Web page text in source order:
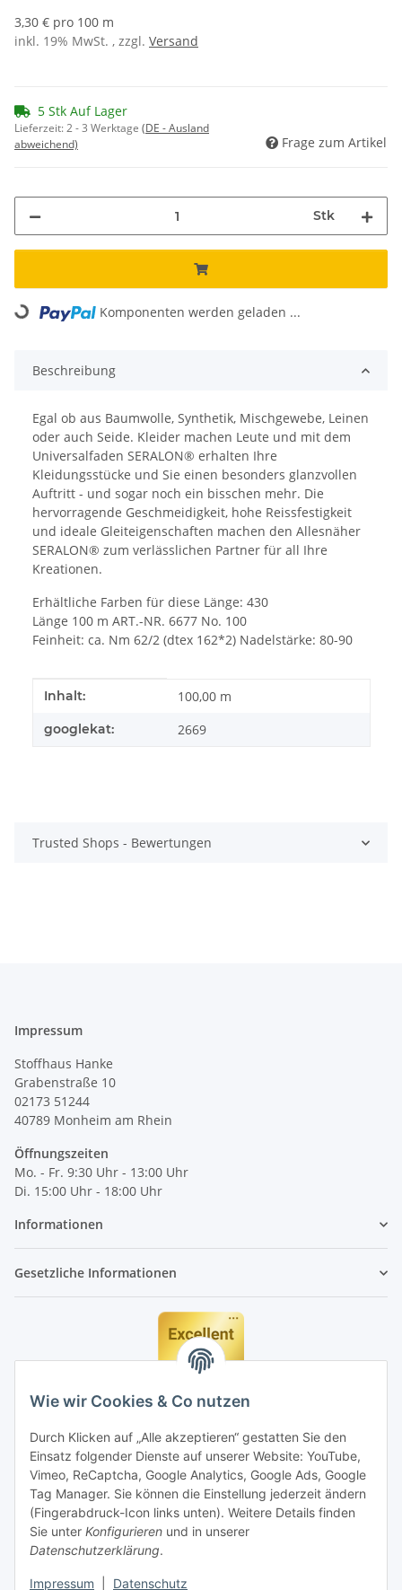
Wie wir Cookies & Co nutzen
Durch Klicken auf „Alle akzeptieren“ gestatten Sie den
Einsatz folgender Dienste auf unserer Website: YouTube,
Vimeo, ReCaptcha, Google Analytics, Google Ads, Google
Tag Manager. Sie können die Einstellung jederzeit ändern
(Fingerabdruck-Icon links unten). Weitere Details finden
Sie unter Konfigurieren und in unserer
Datenschutzerklärung.
Impressum Datenschutz
3,30 € pro 100 m
inkl. 19% MwSt. , zzgl. Versand
5 Stk Auf Lager
Lieferzeit:2 - 3 Werktage (DE - Ausland
abweichend)
Frage zum Artikel
Stk
Loading... Komponenten werden geladen ...
Beschreibung
Egal ob aus Baumwolle, Synthetik, Mischgewebe, Leinen
oder auch Seide. Kleider machen Leute und mit dem
Universalfaden SERALON® erhalten Ihre
Kleidungsstücke und Sie einen besonders glanzvollen
Auftritt - und sogar noch ein bisschen mehr. Die
hervorragende Geschmeidigkeit, hohe Reissfestigkeit
und ideale Gleiteigenschaften machen den Allesnäher
SERALON® zum verlässlichen Partner für all Ihre
Kreationen.
Erhältliche Farben für diese Länge: 430
Länge 100 m ART.-NR. 6677 No. 100
Feinheit: ca. Nm 62/2 (dtex 162*2) Nadelstärke: 80-90
Produkteigenschaft
Wert
Inhalt: 100,00 m
googlekat: 2669
Trusted Shops - Bewertungen
Impressum
Stoffhaus Hanke
Grabenstraße 10
02173 51244
40789 Monheim am Rhein
Öffnungszeiten
Mo. - Fr. 9:30 Uhr - 13:00 Uhr
Di. 15:00 Uhr - 18:00 Uhr
Informationen
Gesetzliche Informationen